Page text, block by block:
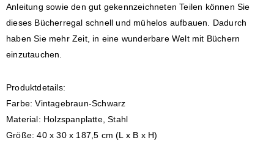
Anleitung sowie den gut gekennzeichneten Teilen können Sie
dieses Bücherregal schnell und mühelos aufbauen. Dadurch
haben Sie mehr Zeit, in eine wunderbare Welt mit Büchern
einzutauchen.
Produktdetails:
Farbe: Vintagebraun-Schwarz
Material: Holzspanplatte, Stahl
Größe: 40 x 30 x 187,5 cm (L x B x H)